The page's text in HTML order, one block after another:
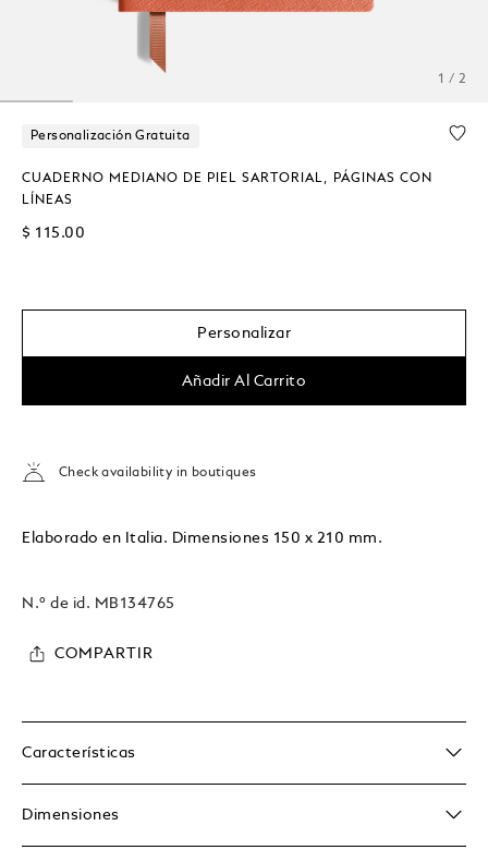
1 / 2
Personalización Gratuita
CUADERNO MEDIANO DE PIEL SARTORIAL, PÁGINAS CON
LÍNEAS
$ 115.00
Personalizar
Añadir Al Carrito
Check availability in boutiques
Elaborado en Italia. Dimensiones 150 x 210 mm.
N.º de id. MB134765
COMPARTIR
Características
Dimensiones